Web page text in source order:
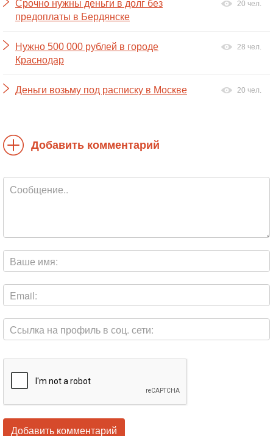
Срочно нужны деньги в долг без
предоплаты в Бердянске
20 чел.
Нужно 500 000 рублей в городе
Краснодар
28 чел.
Деньги возьму под расписку в Москве 20 чел.
Добавить комментарий